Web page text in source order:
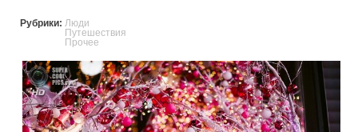
Рубрики: Люди
Путешествия
Прочее
shristmas_tale.jpg